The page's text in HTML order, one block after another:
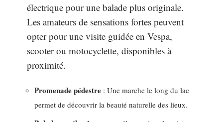
électrique pour une balade plus originale.
Les amateurs de sensations fortes peuvent
opter pour une visite guidée en Vespa,
scooter ou motocyclette, disponibles à
proximité.
Promenade pédestre : Une marche le long du lac
permet de découvrir la beauté naturelle des lieux.